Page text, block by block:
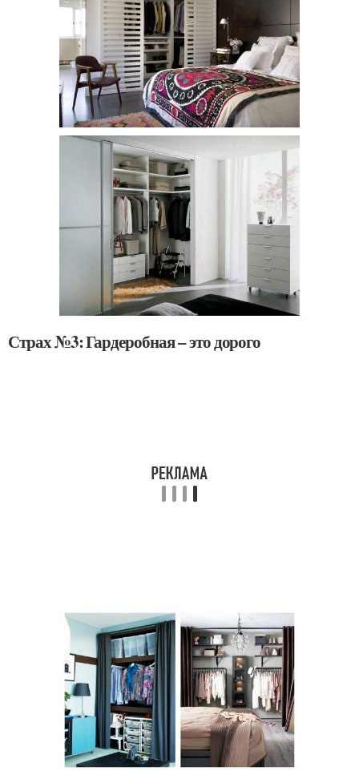
Страх №3: Гардеробная – это дорого